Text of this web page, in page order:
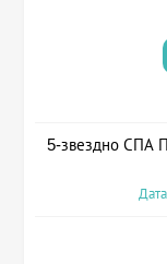
5-звездно СПА